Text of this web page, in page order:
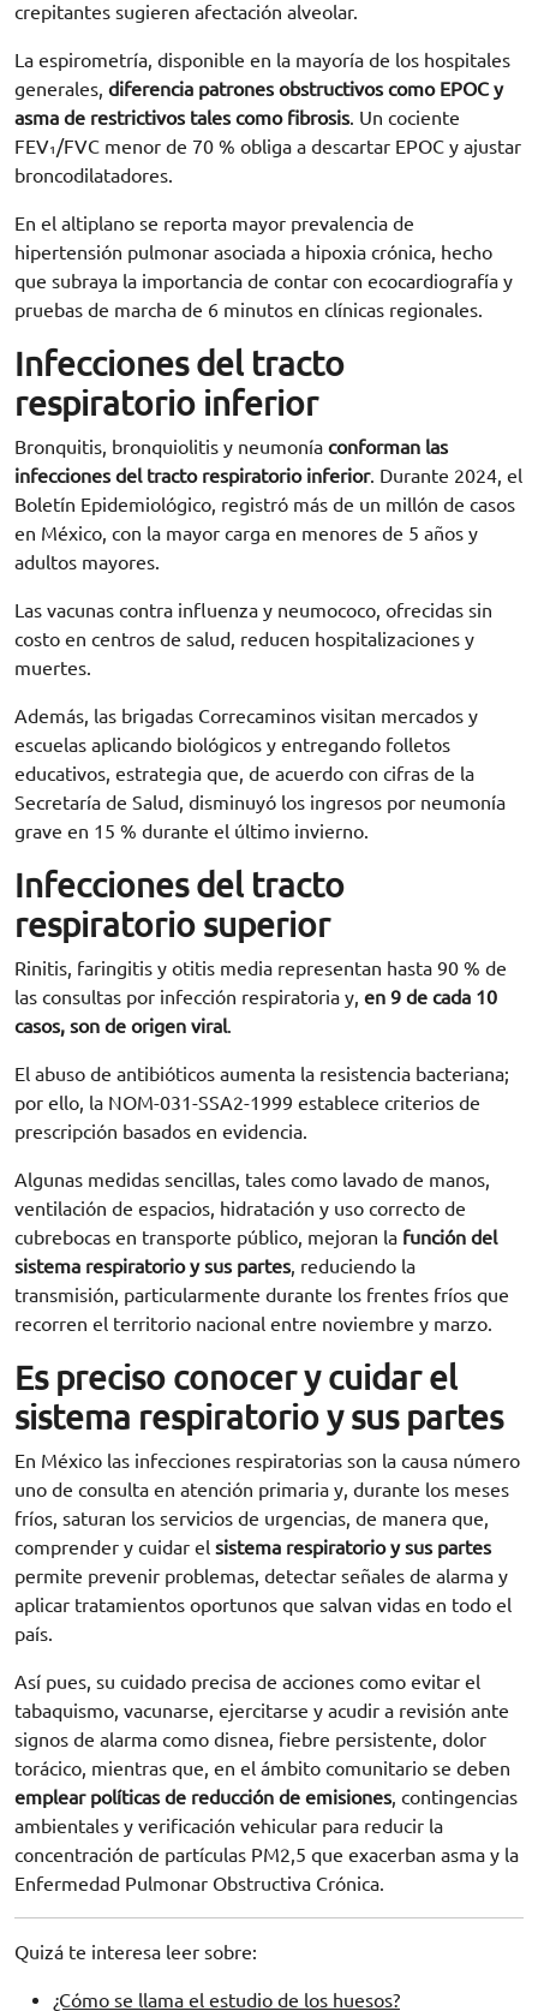
crepitantes sugieren afectación alveolar.
La espirometría, disponible en la mayoría de los hospitales
generales, diferencia patrones obstructivos como EPOC y
asma de restrictivos tales como fibrosis. Un cociente
FEV₁/FVC menor de 70 % obliga a descartar EPOC y ajustar
broncodilatadores.
En el altiplano se reporta mayor prevalencia de
hipertensión pulmonar asociada a hipoxia crónica, hecho
que subraya la importancia de contar con ecocardiografía y
pruebas de marcha de 6 minutos en clínicas regionales.
Infecciones del tracto
respiratorio inferior
Bronquitis, bronquiolitis y neumonía conforman las
infecciones del tracto respiratorio inferior. Durante 2024, el
Boletín Epidemiológico, registró más de un millón de casos
en México, con la mayor carga en menores de 5 años y
adultos mayores.
Las vacunas contra influenza y neumococo, ofrecidas sin
costo en centros de salud, reducen hospitalizaciones y
muertes.
Además, las brigadas Correcaminos visitan mercados y
escuelas aplicando biológicos y entregando folletos
educativos, estrategia que, de acuerdo con cifras de la
Secretaría de Salud, disminuyó los ingresos por neumonía
grave en 15 % durante el último invierno.
Infecciones del tracto
respiratorio superior
Rinitis, faringitis y otitis media representan hasta 90 % de
las consultas por infección respiratoria y, en 9 de cada 10
casos, son de origen viral.
El abuso de antibióticos aumenta la resistencia bacteriana;
por ello, la NOM-031-SSA2-1999 establece criterios de
prescripción basados en evidencia.
Algunas medidas sencillas, tales como lavado de manos,
ventilación de espacios, hidratación y uso correcto de
cubrebocas en transporte público, mejoran la función del
sistema respiratorio y sus partes, reduciendo la
transmisión, particularmente durante los frentes fríos que
recorren el territorio nacional entre noviembre y marzo.
Es preciso conocer y cuidar el
sistema respiratorio y sus partes
En México las infecciones respiratorias son la causa número
uno de consulta en atención primaria y, durante los meses
fríos, saturan los servicios de urgencias, de manera que,
comprender y cuidar el sistema respiratorio y sus partes
permite prevenir problemas, detectar señales de alarma y
aplicar tratamientos oportunos que salvan vidas en todo el
país.
Así pues, su cuidado precisa de acciones como evitar el
tabaquismo, vacunarse, ejercitarse y acudir a revisión ante
signos de alarma como disnea, fiebre persistente, dolor
torácico, mientras que, en el ámbito comunitario se deben
emplear políticas de reducción de emisiones, contingencias
ambientales y verificación vehicular para reducir la
concentración de partículas PM2,5 que exacerban asma y la
Enfermedad Pulmonar Obstructiva Crónica.
Quizá te interesa leer sobre:
¿Cómo se llama el estudio de los huesos?